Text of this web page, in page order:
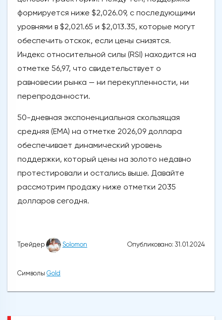
формируется ниже $2,026.09, с последующими
уровнями в $2,021.65 и $2,013.35, которые могут
обеспечить отскок, если цены снизятся.
Индекс относительной силы (RSI) находится на
отметке 56,97, что свидетельствует о
равновесии рынка — ни перекупленности, ни
перепроданности.
50-дневная экспоненциальная скользящая
средняя (EMA) на отметке 2026,09 доллара
обеспечивает динамический уровень
поддержки, который цены на золото недавно
протестировали и остались выше. Давайте
рассмотрим продажу ниже отметки 2035
долларов сегодня.
Трейдер Solomon Опубликовано: 31.01.2024
Символы Gold